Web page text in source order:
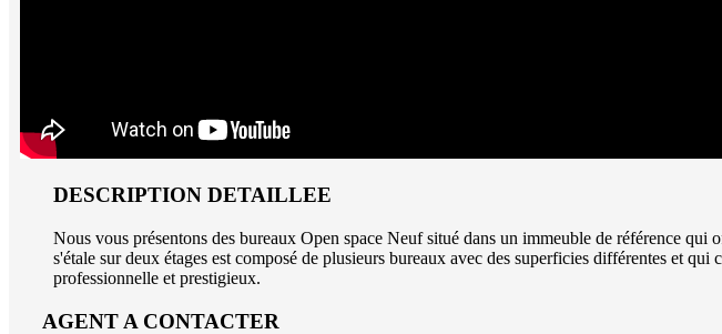
DESCRIPTION DETAILLEE
Nous vous présentons des bureaux Open space Neuf situé dans un immeuble de référence
s'étale sur deux étages est composé de plusieurs bureaux avec des superficies différentes et
professionnelle et prestigieux.
AGENT A CONTACTER